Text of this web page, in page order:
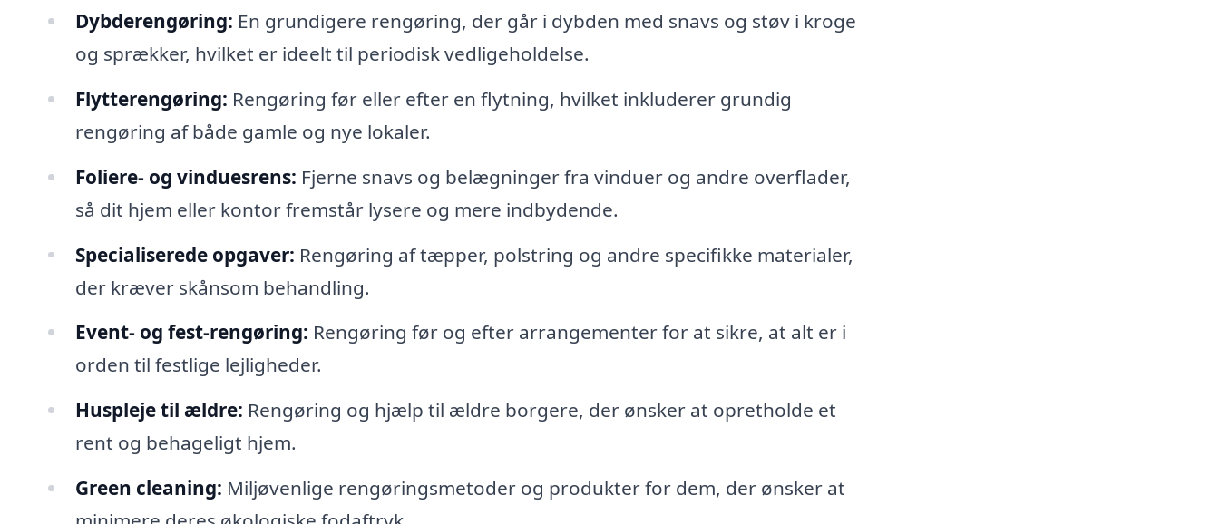
Dybderengøring: En grundigere rengøring, der går i dybden med snavs og støv i kroge
og sprækker, hvilket er ideelt til periodisk vedligeholdelse.
Flytterengøring: Rengøring før eller efter en flytning, hvilket inkluderer grundig
rengøring af både gamle og nye lokaler.
Foliere- og vinduesrens: Fjerne snavs og belægninger fra vinduer og andre overflader,
så dit hjem eller kontor fremstår lysere og mere indbydende.
Specialiserede opgaver: Rengøring af tæpper, polstring og andre specifikke materialer,
der kræver skånsom behandling.
Event- og fest-rengøring: Rengøring før og efter arrangementer for at sikre, at alt er i
orden til festlige lejligheder.
Huspleje til ældre: Rengøring og hjælp til ældre borgere, der ønsker at opretholde et
rent og behageligt hjem.
Green cleaning: Miljøvenlige rengøringsmetoder og produkter for dem, der ønsker at